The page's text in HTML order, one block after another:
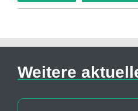
Weitere